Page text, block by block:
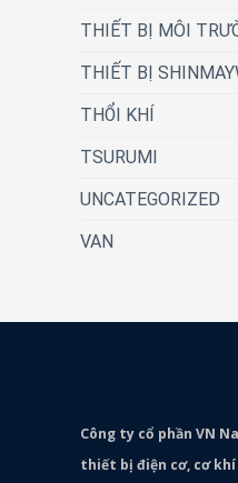
THIẾT BỊ MÔI
THIẾT BỊ
THỔI KHÍ
TSURUMI
UNCATEGORIZED
VAN
Công ty cổ phần VN
thiết bị điện cơ, cơ khí